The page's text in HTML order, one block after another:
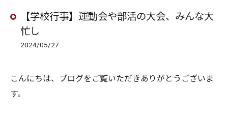
【学校行事】運動会や部活の大会、みんな大
忙し
2024/05/27
こんにちは、ブログをご覧いただきありがとうございま
す。